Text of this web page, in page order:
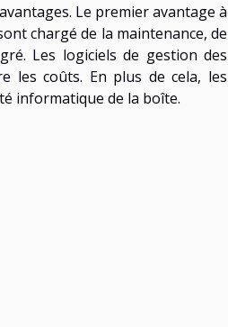
Le premier avantage à
chargé de la maintenance, de
Les logiciels de gestion des
les coûts. En plus de cela, les
informatique de la boîte.